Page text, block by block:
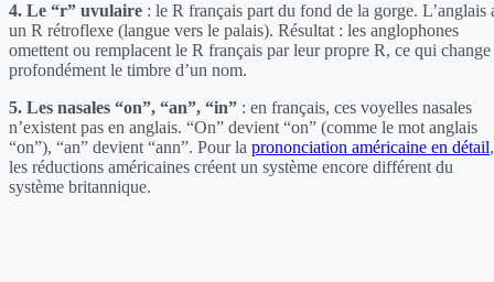
4. Le “r” uvulaire : le R français part du fond de la gorge. L’anglais
un R rétroflexe (langue vers le palais). Résultat : les anglophones
omettent ou remplacent le R français par leur propre R, ce qui change
profondément le timbre d’un nom.
5. Les nasales “on”, “an”, “in” : en français, ces voyelles nasales
n’existent pas en anglais. “On” devient “on” (comme le mot anglais
“on”), “an” devient “ann”. Pour la prononciation américaine en détail,
les réductions américaines créent un système encore différent du
système britannique.